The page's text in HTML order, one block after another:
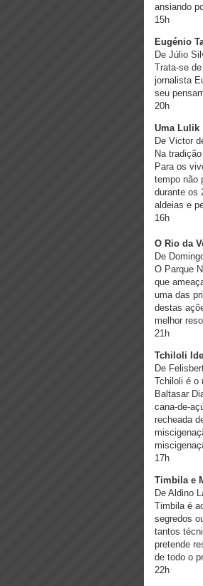
ansiando
15h
Eugénio
De Júlio
Trata-se
jornalista
seu
20h
Uma Lulik
De Victor
Na
Para os
tempo não
durante os
aldeias e
16h
O Rio da
De
O Parque
que
uma das
destas
melhor
21h
Tchiloli
De
Tchiloli é o
Baltasar
cana-de-
recheada
17h
Timbila e
De Aldino
Timbila é
segredos
tantos
pretende
de todo o
22h